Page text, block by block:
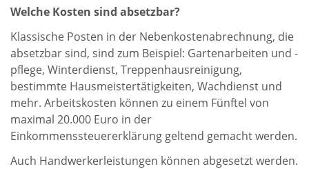
Welche Kosten sind absetzbar?
Klassische Posten in der Nebenkostenabrechnung, die
absetzbar sind, sind zum Beispiel: Gartenarbeiten und -
pflege, Winterdienst, Treppenhausreinigung,
bestimmte Hausmeistertätigkeiten, Wachdienst und
mehr. Arbeitskosten können zu einem Fünftel von
maximal 20.000 Euro in der
Einkommenssteuererklärung geltend gemacht werden.
Auch Handwerkerleistungen können abgesetzt werden.